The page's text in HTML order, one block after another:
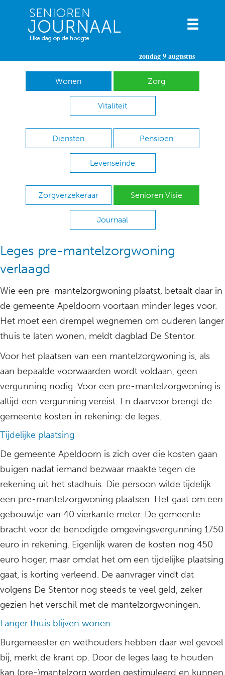
zondag 9 augustus
Wonen Zorg
Vitaliteit
Diensten Pensioen
Levenseinde
Zorgverzekeraar Senioren Visie
Journaal
Leges pre-mantelzorgwoning
verlaagd
Wie een pre-mantelzorgwoning plaatst, betaalt daar in
de gemeente Apeldoorn voortaan minder leges voor.
Het moet een drempel wegnemen om ouderen langer
thuis te laten wonen, meldt dagblad De Stentor.
Voor het plaatsen van een mantelzorgwoning is, als
aan bepaalde voorwaarden wordt voldaan, geen
vergunning nodig. Voor een pre-mantelzorgwoning is
altijd een vergunning vereist. En daarvoor brengt de
gemeente kosten in rekening: de leges.
Tijdelijke plaatsing
De gemeente Apeldoorn is zich over die kosten gaan
buigen nadat iemand bezwaar maakte tegen de
rekening uit het stadhuis. Die persoon wilde tijdelijk
een pre-mantelzorgwoning plaatsen. Het gaat om een
gebouwtje van 40 vierkante meter. De gemeente
bracht voor de benodigde omgevingsvergunning 1750
euro in rekening. Eigenlijk waren de kosten nog 450
euro hoger, maar omdat het om een tijdelijke plaatsing
gaat, is korting verleend. De aanvrager vindt dat
volgens De Stentor nog steeds te veel geld, zeker
gezien het verschil met de mantelzorgwoningen.
Langer thuis blijven wonen
Burgemeester en wethouders hebben daar wel gevoel
bij, merkt de krant op. Door de leges laag te houden
kan (pre-)mantelzorg worden gestimuleerd en kunnen